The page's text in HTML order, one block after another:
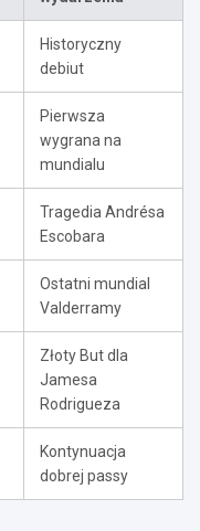
Historyczny
debiut
Pierwsza
wygrana na
mundialu
Tragedia Andrésa
Escobara
Ostatni mundial
Valderramy
Złoty But dla
Jamesa
Rodrigueza
Kontynuacja
dobrej passy